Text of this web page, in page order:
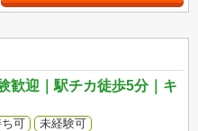
歓迎｜駅チカ徒歩5分｜キ
可
未経験可